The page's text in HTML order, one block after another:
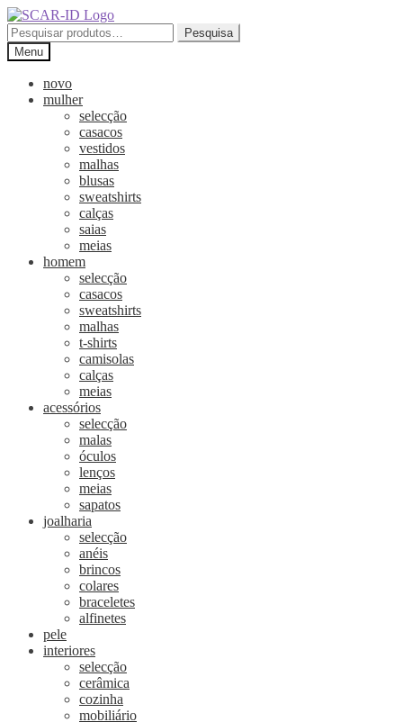
Ir
para
a
navegação
Saltar
para
o
conteúdo
Pesquisar
por:
Pesquisa
Menu
novo
mulher
selecção
casacos
vestidos
malhas
blusas
sweatshirts
calças
saias
meias
homem
selecção
casacos
sweatshirts
malhas
t-shirts
camisolas
calças
meias
acessórios
selecção
malas
óculos
lenços
meias
sapatos
joalharia
selecção
anéis
brincos
colares
braceletes
alfinetes
pele
interiores
selecção
cerâmica
cozinha
mobiliário